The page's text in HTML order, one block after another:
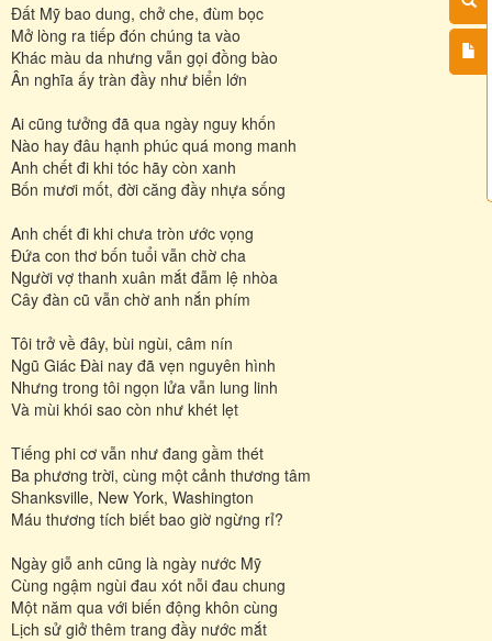
Ðất Mỹ bao dung, chở che, đùm bọc
Mở lòng ra tiếp đón chúng ta vào
Khác màu da nhưng vẫn gọi đồng bào
Ân nghĩa ấy tràn đầy như biển lớn
Ai cũng tưởng đã qua ngày nguy khốn
Nào hay đâu hạnh phúc quá mong manh
Anh chết đi khi tóc hãy còn xanh
Bốn mươi mốt, đời căng đầy nhựa sống
Anh chết đi khi chưa tròn ước vọng
Ðứa con thơ bốn tuổi vẫn chờ cha
Người vợ thanh xuân mắt đẫm lệ nhòa
Cây đàn cũ vẫn chờ anh nắn phím
Tôi trở về đây, bùi ngùi, câm nín
Ngũ Giác Ðài nay đã vẹn nguyên hình
Nhưng trong tôi ngọn lửa vẫn lung linh
Và mùi khói sao còn như khét lẹt
Tiếng phi cơ vẫn như đang gầm thét
Ba phương trời, cùng một cảnh thương tâm
Shanksville, New York, Washington
Máu thương tích biết bao giờ ngừng rỉ?
Ngày giỗ anh cũng là ngày nước Mỹ
Cùng ngậm ngùi đau xót nỗi đau chung
Một năm qua với biến động khôn cùng
Lịch sử giở thêm trang đầy nước mắt